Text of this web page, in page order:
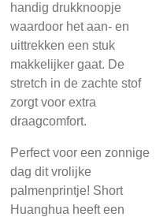
handig drukknoopje
waardoor het aan- en
uittrekken een stuk
makkelijker gaat. De
stretch in de zachte stof
zorgt voor extra
draagcomfort.
Perfect voor een zonnige
dag dit vrolijke
palmenprintje! Short
Huanghua heeft een